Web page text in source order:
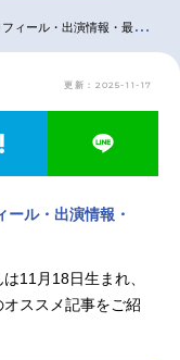
事一覧
・出演情報・最新情報まとめ
更新：2025-11-17
ル・出演情報・
11月18日生まれ、
オススメ記事をご紹